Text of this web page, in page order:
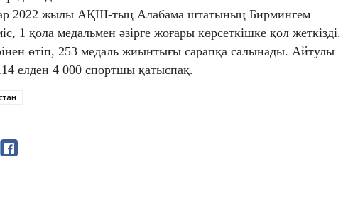
2022 жылы АҚШ-тың Алабама штатының Бирмингем
1 қола медальмен әзірге жоғары көрсеткішке қол жеткізді.
өтіп, 253 медаль жиынтығы сарапқа салынады. Айтулы
елден 4 000 спортшы қатыспақ.